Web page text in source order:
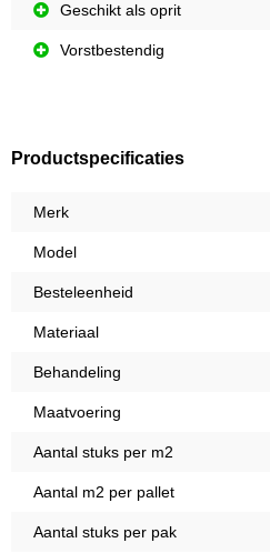
Geschikt als oprit
Vorstbestendig
Productspecificaties
Merk
Model
Besteleenheid
Materiaal
Behandeling
Maatvoering
Aantal stuks per m2
Aantal m2 per pallet
Aantal stuks per pak